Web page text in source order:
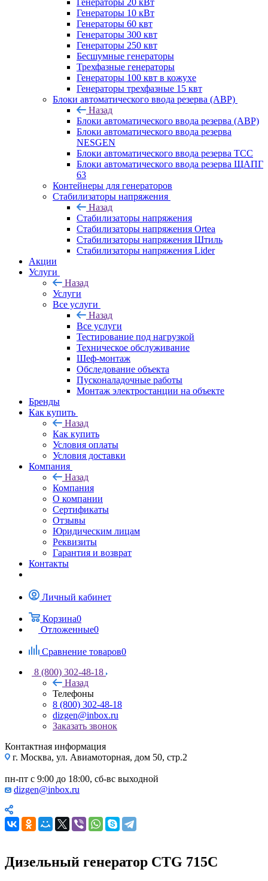
Генераторы 20 кВт
Генераторы 10 кВт
Генераторы 60 квт
Генераторы 300 квт
Генераторы 250 квт
Бесшумные генераторы
Трехфазные генераторы
Генераторы 100 квт в кожухе
Генераторы трехфазные 15 квт
Блоки автоматического ввода резерва (АВР)
Назад
Блоки автоматического ввода резерва (АВР)
Блоки автоматического ввода резерва
NESGEN
Блоки автоматического ввода резерва ТСС
Блоки автоматического ввода резерва ЩАПГ
63
Контейнеры для генераторов
Стабилизаторы напряжения
Назад
Стабилизаторы напряжения
Стабилизаторы напряжения Ortea
Стабилизаторы напряжения Штиль
Стабилизаторы напряжения Lider
Акции
Услуги
Назад
Услуги
Все услуги
Назад
Все услуги
Тестирование под нагрузкой
Техническое обслуживание
Шеф-монтаж
Обследование объекта
Пусконаладочные работы
Монтаж электростанции на объекте
Бренды
Как купить
Назад
Как купить
Условия оплаты
Условия доставки
Компания
Назад
Компания
О компании
Сертификаты
Отзывы
Юридическим лицам
Реквизиты
Гарантия и возврат
Контакты
Личный кабинет
Корзина0
Отложенные0
Сравнение товаров0
8 (800) 302-48-18
Назад
Телефоны
8 (800) 302-48-18
dizgen@inbox.ru
Заказать звонок
Контактная информация
г. Москва, ул. Авиамоторная, дом 50, стр.2
пн-пт с 9:00 до 18:00, сб-вс выходной
dizgen@inbox.ru
Дизельный генератор CTG 715С